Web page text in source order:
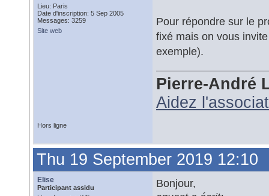
Lieu: Paris
Date d'inscription: 5 Sep 2005
Messages: 3259
Site web
Pour répondre sur le
fixé mais on vous
exemple).
Pierre-André
Aidez
Hors ligne
Thu 19 September 2019 12:10
Elise
Participant assidu
Bonjour,